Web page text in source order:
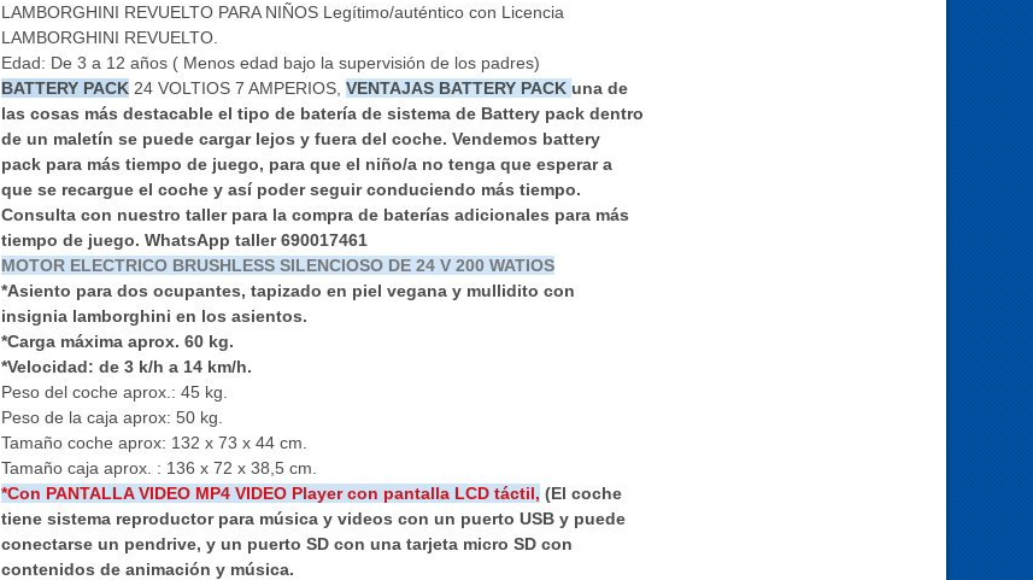
LAMBORGHINI REVUELTO PARA NIÑOS Legítimo/auténtico con Licencia
LAMBORGHINI REVUELTO.
Edad: De 3 a 12 años ( Menos edad bajo la supervisión de los padres)
BATTERY PACK24 VOLTIOS 7 AMPERIOS, VENTAJAS BATTERY PACK una de
las cosas más destacable el tipo de batería de sistema de Battery pack dentro
de un maletín se puede cargar lejos y fuera del coche. Vendemos battery
pack para más tiempo de juego, para que el niño/a no tenga que esperar a
que se recargue el coche y así poder seguir conduciendo más tiempo.
Consulta con nuestro taller para la compra de baterías adicionales para más
tiempo de juego. WhatsApp taller 690017461
MOTOR ELECTRICO BRUSHLESS SILENCIOSO DE 24 V 200 WATIOS
*Asiento para dos ocupantes, tapizado en piel vegana y mullidito con
insignia lamborghini en los asientos.
*Carga máxima aprox. 60 kg.
*Velocidad: de 3 k/h a 14 km/h.
Peso del coche aprox.: 45 kg.
Peso de la caja aprox: 50 kg.
Tamaño coche aprox: 132 x 73 x 44 cm.
Tamaño caja aprox. : 136 x 72 x 38,5 cm.
*Con PANTALLA VIDEO MP4 VIDEO Player con pantalla LCD táctil, (El coche
tiene sistema reproductor para música y videos con un puerto USB y puede
conectarse un pendrive, y un puerto SD con una tarjeta micro SD con
contenidos de animación y música.